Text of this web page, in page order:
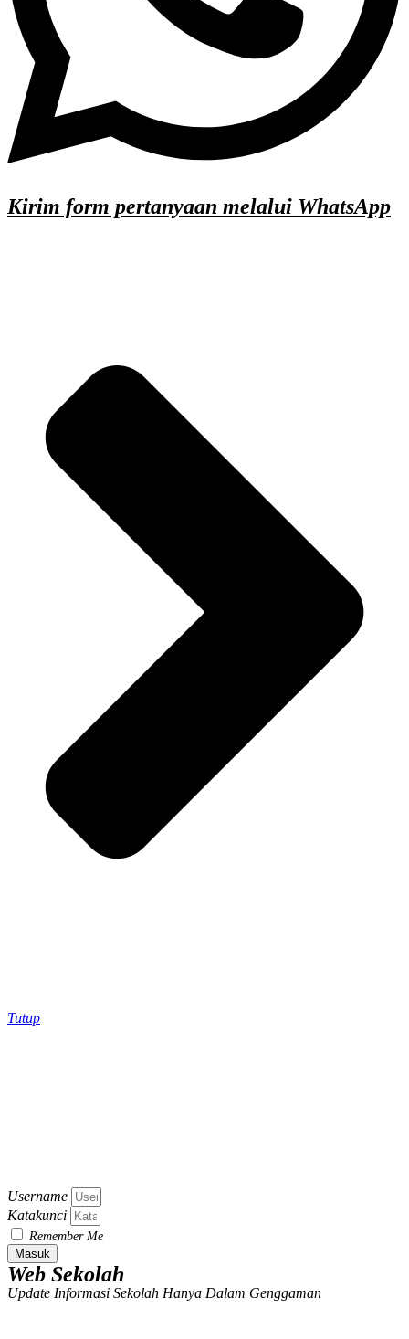
Kirim form pertanyaan melalui WhatsApp
Tutup
Username
Katakunci
Remember Me
Masuk
Web Sekolah
Update Informasi Sekolah Hanya Dalam Genggaman